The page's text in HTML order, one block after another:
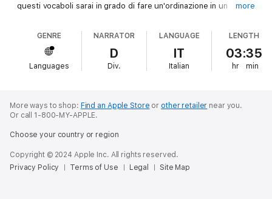
questi vocaboli sarai in grado di fare un'ordinazione in un
le parole e le frasi come file PDF in modo da poterlo aggiungere
alla tua galleria dopo l'acquisto - per stamparlo, piegarlo e
portarlo con te. L'apprendimento diventa divertente e fornisce
un'intensa preparazione che ti accompagnerà nel tuo prossimo
automaticamente alla vostra biblioteca dopo l'acquisto.
more
GENRE
Languages
NARRATOR
D
Div.
LANGUAGE
IT
Italian
LENGTH
03:35
hr min
More ways to shop: Find an Apple Store or other retailer near you.
Or call 1-800-MY-APPLE.
Choose your country or region
Copyright © 2024 Apple Inc. All rights reserved.
Privacy Policy
Terms of Use Legal Site Map